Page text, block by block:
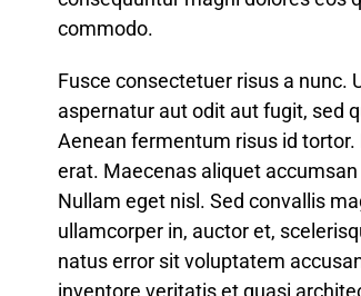
commodo.
Fusce consectetuer risus a
aspernatur aut odit aut fugit, sed
Aenean fermentum risus id
erat. Maecenas aliquet
Nullam eget nisl. Sed convallis
ullamcorper in, auctor et,
natus error sit voluptatem
inventore veritatis et quasi